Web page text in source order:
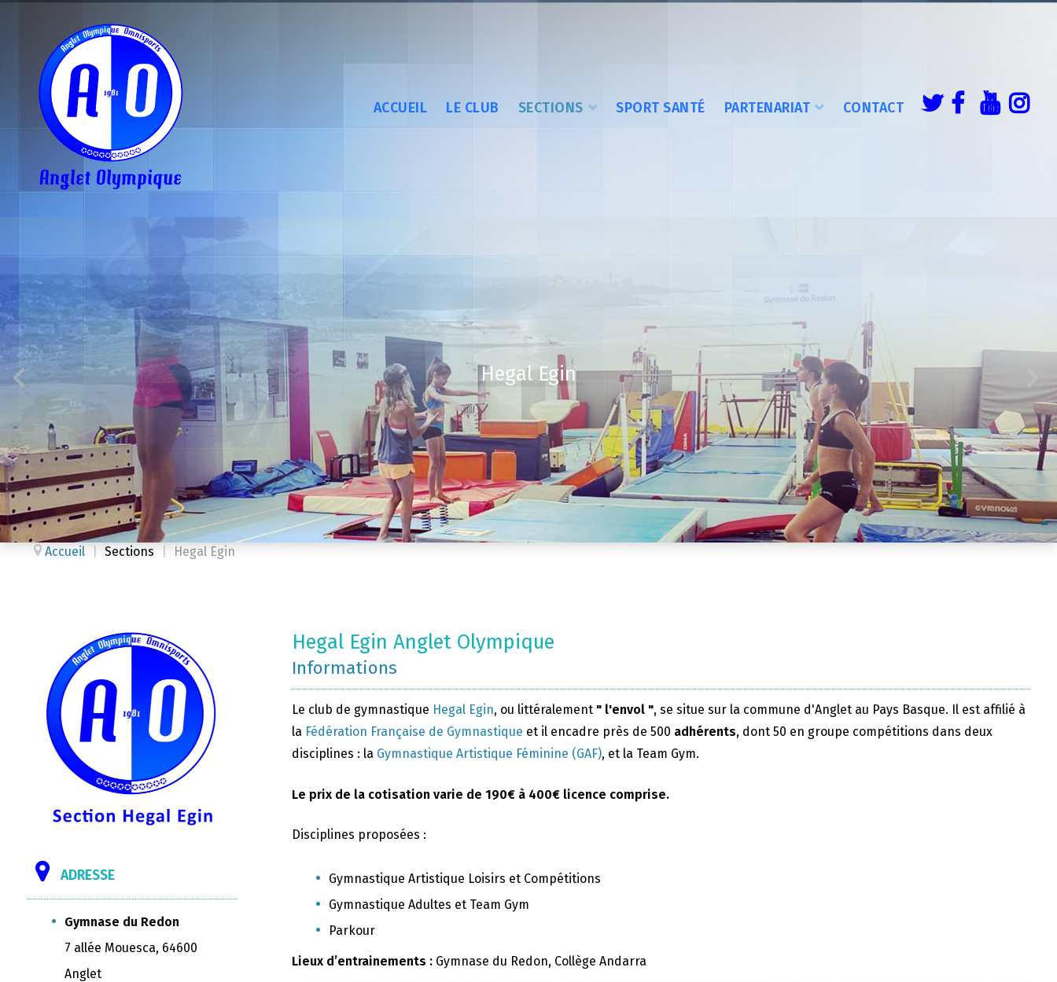
ACCUEIL LE CLUB SECTIONS SPORT SANTÉ PARTENARIAT CONTACT
Hegal Egin
Accueil Sections Hegal Egin
ADRESSE
Gymnase du Redon
7 allée Mouesca, 64600
Anglet
Hegal Egin Anglet Olympique
Informations
Le club de gymnastique Hegal Egin, ou littéralement " l'envol ", se situe sur la commune d'Anglet au Pays Basque. Il est affilié à
la Fédération Française de Gymnastique et il encadre près de 500 adhérents, dont 50 en groupe compétitions dans deux
disciplines : la Gymnastique Artistique Féminine (GAF), et la Team Gym.
Le prix de la cotisation varie de 190€ à 400€ licence comprise.
Disciplines proposées :
Gymnastique Artistique Loisirs et Compétitions
Gymnastique Adultes et Team Gym
Parkour
Lieux d’entrainements : Gymnase du Redon, Collège Andarra